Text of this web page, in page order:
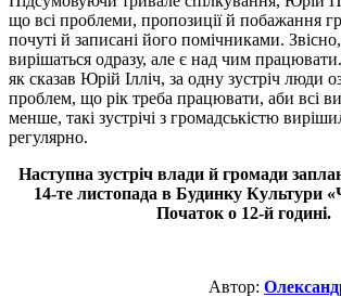
що всі проблеми, пропозиції й побажання
почуті й записані його помічниками.
вирішаться одразу, але є над чим
як сказав Юрій Ілліч, за одну зустріч люди
проблем, що рік треба працювати, аби всі
менше, такі зустрічі з громадськістю
регулярно.
Наступна зустріч влади й громади
14-те листопада в Будинку Культури
Початок о 12-й годині.
Автор: